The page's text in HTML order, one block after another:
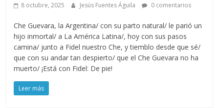
8 octubre, 2025 Jesús Fuentes Águila 0 comentarios
Che Guevara, la Argentina/ con su parto natural/ le parió un
hijo inmortal/ a La América Latina/, hoy con sus pasos
camina/ junto a Fidel nuestro Che, y tiemblo desde que sé/
que con su andar tan despierto/ que el Che Guevara no ha
muerto/ ¡Está con Fidel: De pie!
Leer más